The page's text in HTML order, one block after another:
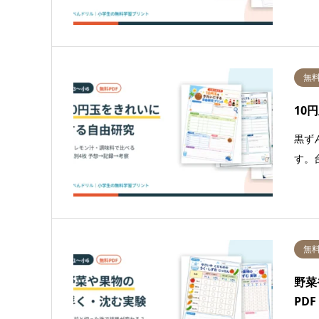
無
10
黒ず
す。
無
野
PDF